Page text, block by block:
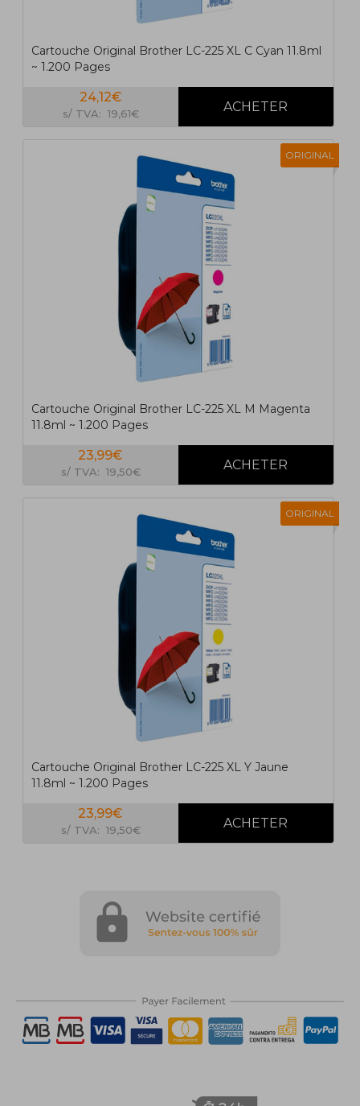
Cartouche Original Brother LC-225 XL C Cyan 11.8ml
~ 1.200 Pages
24,12€
s/ TVA: 19,61€
ORIGINAL
Cartouche Original Brother LC-225 XL M Magenta
11.8ml ~ 1.200 Pages
23,99€
s/ TVA: 19,50€
ORIGINAL
Cartouche Original Brother LC-225 XL Y Jaune
11.8ml ~ 1.200 Pages
23,99€
s/ TVA: 19,50€